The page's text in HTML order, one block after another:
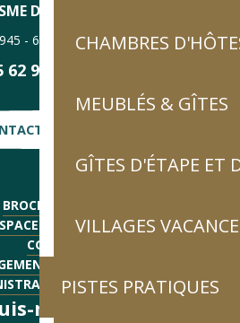
CHAMBRES
MEUBLÉS & GÎTES
GÎTES D'ÉTAPE ET
VILLAGES
PISTES PRATIQUES
DE LUZ-SAINT-SAUVEUR
- 65120 Luz-Saint-Sauveur
62 92 30 30
NOUS !
BROCHURES
PRESSE
CGV
QUALITÉ
- EMPLOI
nous !